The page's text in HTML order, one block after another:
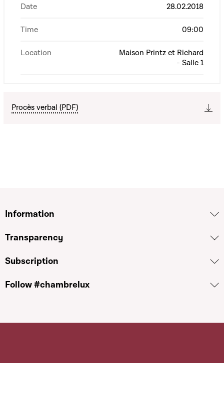
Date 28.02.2018
Time 09:00
Location
Maison Printz et Richard
- Salle 1
Procès verbal (PDF)
Information
Transparency
Subscription
Follow #chambrelux